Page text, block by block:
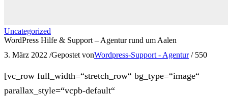
Uncategorized
WordPress Hilfe & Support – Agentur rund um Aalen
3. März 2022 /Gepostet vonWordpress-Support - Agentur / 550
[vc_row full_width=“stretch_row“ bg_type=“image“
parallax_style=“vcpb-default“